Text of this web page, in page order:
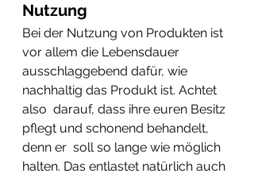
Nutzung
Bei der Nutzung von Produkten ist
vor allem die Lebensdauer
ausschlaggebend dafür, wie
nachhaltig das Produkt ist. Achtet
also  darauf, dass ihre euren Besitz
pflegt und schonend behandelt,
denn er  soll so lange wie möglich
halten. Das entlastet natürlich auch